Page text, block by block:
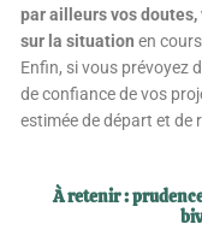
par ailleurs vos
sur la situationen
Enfin, si vous prévoyez
de confiance de vos
estimée de départ et de
À retenir :